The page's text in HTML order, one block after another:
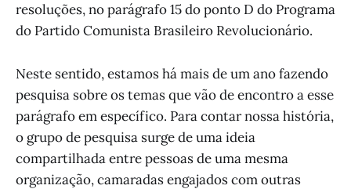
resoluções, no parágrafo 15 do ponto D do Programa
do Partido Comunista Brasileiro Revolucionário.
Neste sentido, estamos há mais de um ano fazendo
pesquisa sobre os temas que vão de encontro a esse
parágrafo em específico. Para contar nossa história,
o grupo de pesquisa surge de uma ideia
compartilhada entre pessoas de uma mesma
organização, camaradas engajados com outras